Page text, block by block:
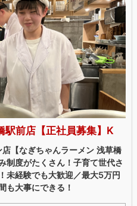
駅前店【正社員募集】K
【なぎちゃんラーメン 浅草橋
制度がたくさん！子育て世代さ
未経験でも大歓迎／最大5万円
も大事にできる！